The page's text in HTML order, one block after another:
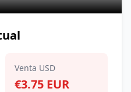
Venta USD
€3.75 EUR